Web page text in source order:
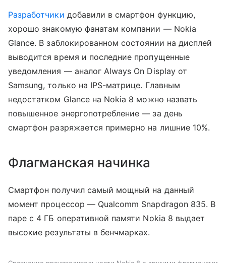
Разработчики добавили в смартфон функцию,
хорошо знакомую фанатам компании — Nokia
Glance. В заблокированном состоянии на дисплей
выводится время и последние пропущенные
уведомления — аналог Always On Display от
Samsung, только на IPS-матрице. Главным
недостатком Glance на Nokia 8 можно назвать
повышенное энергопотребление — за день
смартфон разряжается примерно на лишние 10%.
Флагманская начинка
Смартфон получил самый мощный на данный
момент процессор — Qualcomm Snapdragon 835. В
паре с 4 ГБ оперативной памяти Nokia 8 выдает
высокие результаты в бенчмарках.